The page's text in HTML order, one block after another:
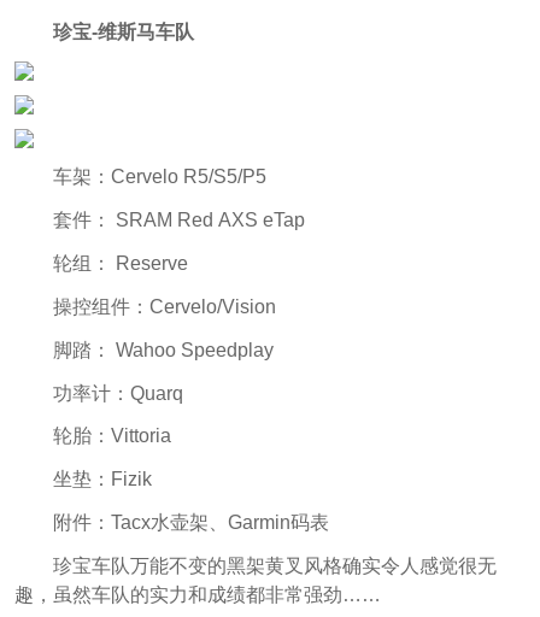
珍宝-维斯马车队
车架：Cervelo R5/S5/P5
套件： SRAM Red AXS eTap
轮组： Reserve
操控组件：Cervelo/Vision
脚踏： Wahoo Speedplay
功率计：Quarq
轮胎：Vittoria
坐垫：Fizik
附件：Tacx水壶架、Garmin码表
珍宝车队万能不变的黑架黄叉风格确实令人感觉很无
趣，虽然车队的实力和成绩都非常强劲……